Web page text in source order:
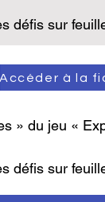
défis sur
du jeu ».
les
» du jeu «
défis sur